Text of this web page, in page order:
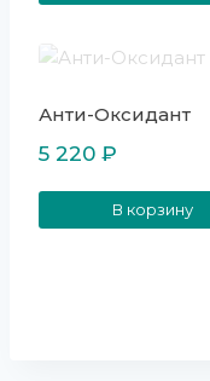
Анти-Оксидант
5 220 ₽
В корзину